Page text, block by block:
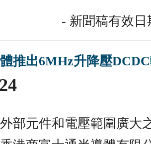
- 新聞稿有效日
推出6MHz升降壓
部元件和電壓範圍廣大